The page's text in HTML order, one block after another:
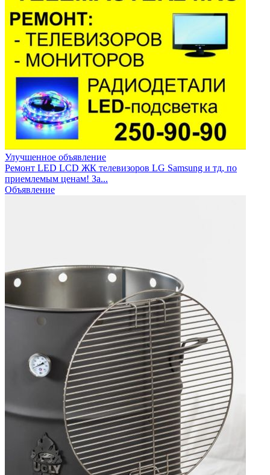
Улучшенное объявление
Ремонт LED LCD ЖК телевизоров LG Samsung и тд, по
приемлемым ценам! За...
Объявление